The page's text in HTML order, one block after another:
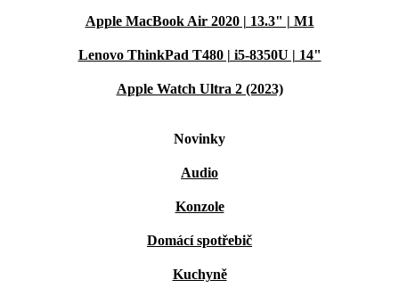
Apple MacBook Air 2020 | 13.3" | M1
Lenovo ThinkPad T480 | i5-8350U | 14"
Apple Watch Ultra 2 (2023)
Novinky
Audio
Konzole
Domácí spotřebič
Kuchyně